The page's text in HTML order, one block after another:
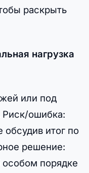
раскрыть
нагрузка
или под
Риск/ошибка:
итог по
решение:
порядке